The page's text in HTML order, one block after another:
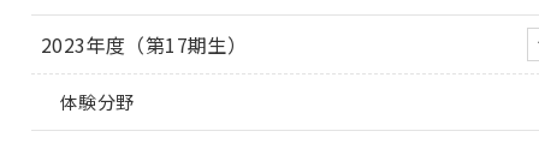
2023年度（第17期生）
体験分野